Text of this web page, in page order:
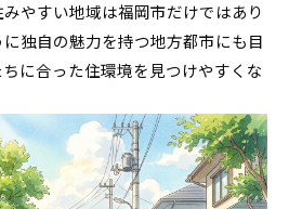
やすい地域は福岡市だけではあり
独自の魅力を持つ地方都市にも目
に合った住環境を見つけやすくな